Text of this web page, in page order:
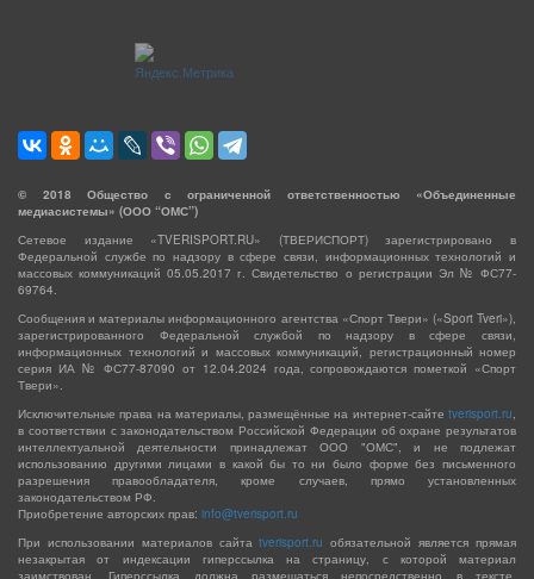
© 2018 Общество с ограниченной ответственностью «Объединенные
медиасистемы» (ООО “ОМС”)
Сетевое издание «TVERISPORT.RU» (ТВЕРИСПОРТ) зарегистрировано в
Федеральной службе по надзору в сфере связи, информационных технологий и
массовых коммуникаций 05.05.2017 г. Свидетельство о регистрации Эл № ФС77-
69764.
Сообщения и материалы информационного агентства «Спорт Твери» («Sport Tveri»),
зарегистрированного Федеральной службой по надзору в сфере связи,
информационных технологий и массовых коммуникаций, регистрационный номер
серия ИА № ФС77-87090 от 12.04.2024 года, сопровождаются пометкой «Спорт
Твери».
Исключительные права на материалы, размещённые на интернет-сайте tverisport.ru,
в соответствии с законодательством Российской Федерации об охране результатов
интеллектуальной деятельности принадлежат ООО "ОМС", и не подлежат
использованию другими лицами в какой бы то ни было форме без письменного
разрешения правообладателя, кроме случаев, прямо установленных
законодательством РФ.
Приобретение авторских прав: info@tverisport.ru
При использовании материалов сайтаtverisport.ru обязательной является прямая
незакрытая от индексации гиперссылка на страницу, с которой материал
заимствован. Гиперссылка должна размещаться непосредственно в тексте,